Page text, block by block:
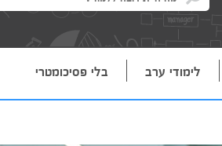
לימודי ערב בלי פסיכומטרי